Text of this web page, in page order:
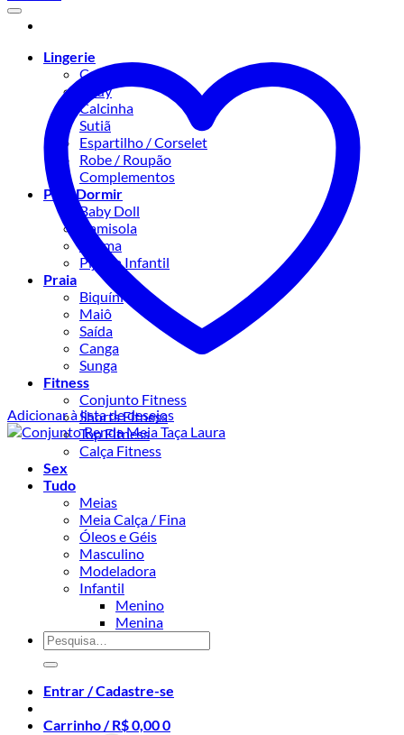
Lingerie
Conjuntos
Body
Calcinha
Sutiã
Espartilho / Corselet
Robe / Roupão
Complementos
Para Dormir
Baby Doll
Camisola
Pijama
Pijama Infantil
Praia
Biquíni
Maiô
Saída
Canga
Sunga
Fitness
Conjunto Fitness
Shorts Fitness
Top Fitness
Calça Fitness
Sex
Tudo
Meias
Meia Calça / Fina
Óleos e Géis
Masculino
Modeladora
Infantil
Menino
Menina
Pesquisar
por:
Entrar / Cadastre-se
Carrinho /R$0,000
Adicionar à lista de desejos